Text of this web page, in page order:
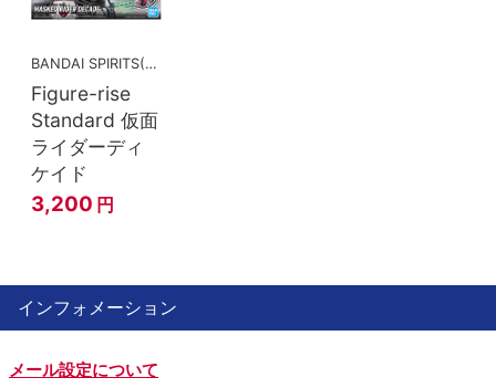
BANDAI SPIRITS(バンダイスピリッツ)
Figure-rise
Standard 仮面
ライダーディ
ケイド
3,200 円
インフォメーション
メール設定について